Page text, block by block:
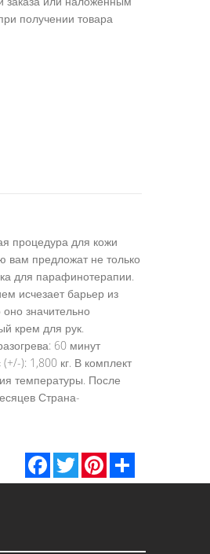
получении товара
процедура для кожи
вам предложат не только
для парафинотерапии.
исчезает барьер из
значительно
крем для рук.
60 минут
): 1,800 кг. В комплект
температуры. После
Страна-
Facebook
Twitter Pinterest